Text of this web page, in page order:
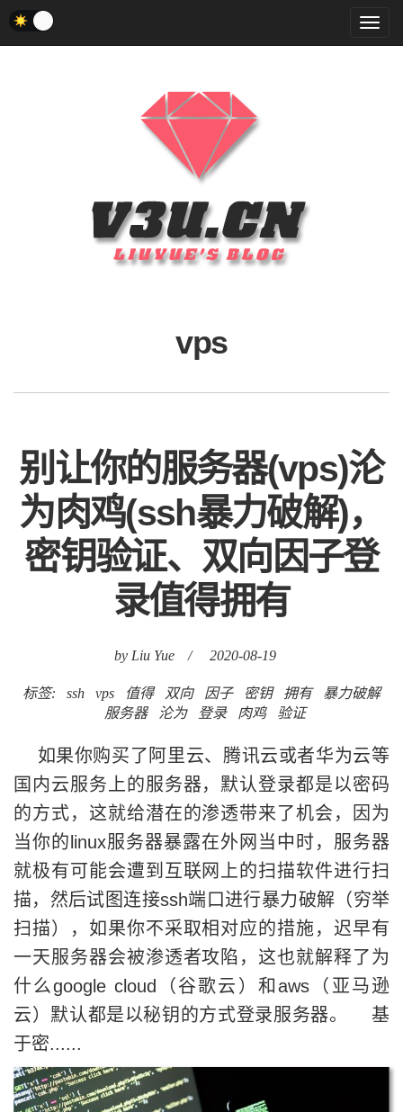
菜
单
vps
别让你的服务器(vps)沦
为肉鸡(ssh暴力破解)，
密钥验证、双向因子登
录值得拥有
by Liu Yue / 2020-08-19
标签: ssh vps 值得 双向 因子 密钥 拥有
暴力破解
服务器
沦为 登录 肉鸡 验证
如果你购买了阿里云、腾讯云或者华为云等
国内云服务上的服务器，默认登录都是以密码
的方式，这就给潜在的渗透带来了机会，因为
当你的linux服务器暴露在外网当中时，服务器
就极有可能会遭到互联网上的扫描软件进行扫
描，然后试图连接ssh端口进行暴力破解（穷举
扫描），如果你不采取相对应的措施，迟早有
一天服务器会被渗透者攻陷，这也就解释了为
什么google cloud（谷歌云）和aws（亚马逊
云）默认都是以秘钥的方式登录服务器。 基
于密......